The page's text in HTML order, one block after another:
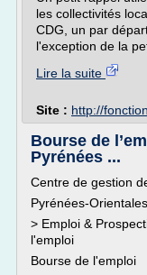
les collectivités
CDG, un par
l'exception de la
Lire la suite
Site : http://
Bourse de
Pyrénées ...
Centre de gestion
Pyrénées-Orientales
> Emploi &
l'emploi
Bourse de l'emploi